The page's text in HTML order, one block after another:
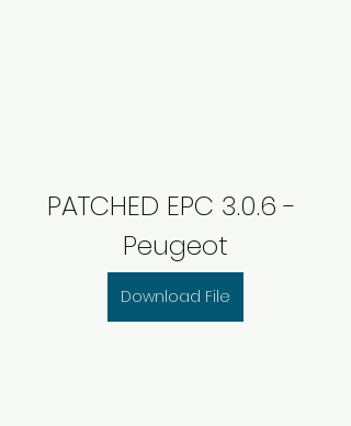
PATCHED EPC 3.0.6 -
Peugeot
Download File